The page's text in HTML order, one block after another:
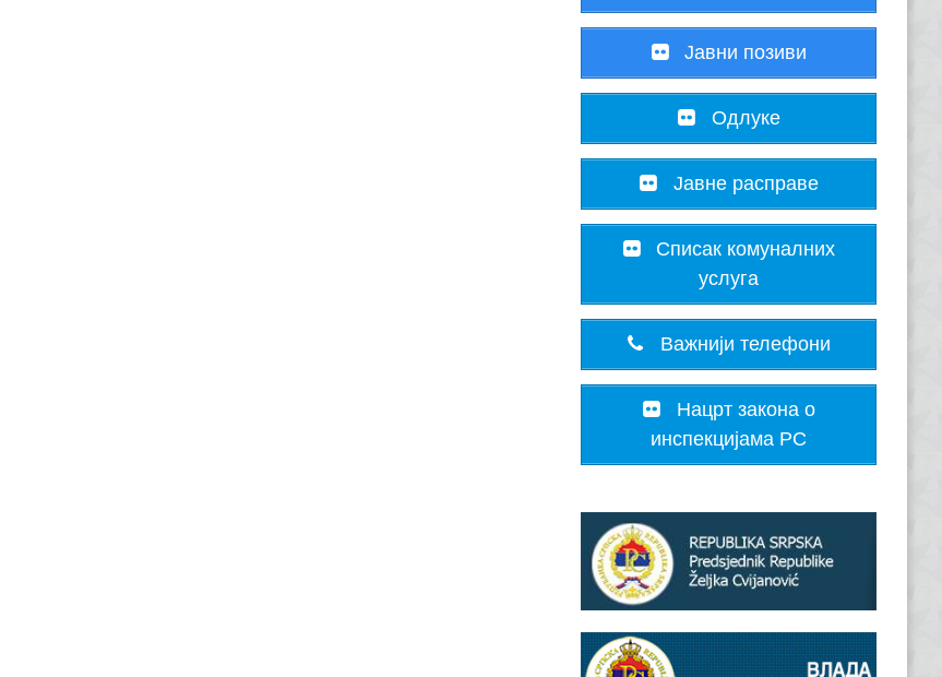
Јавни позиви
Одлуке
Јавне расправе
Списак комуналних
услуга
Важнији телефони
Нацрт закона о
инспекцијама РС